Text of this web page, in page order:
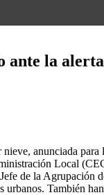
ante la
anunciada
Local
de la Agrupación
urbanos. También